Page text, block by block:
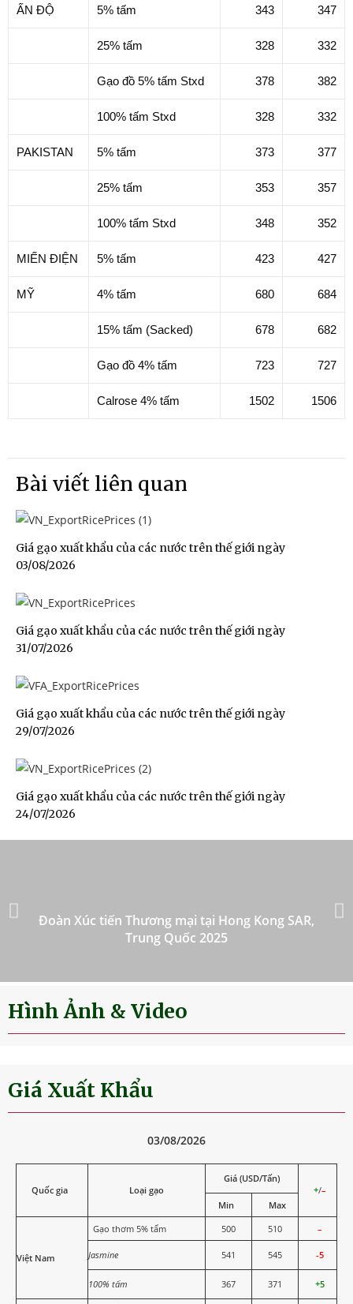
ẤN ĐỘ 5% tấm 343 347
25% tấm 328 332
Gạo đồ 5% tấm Stxd 378 382
100% tấm Stxd 328 332
PAKISTAN 5% tấm 373 377
25% tấm 353 357
100% tấm Stxd 348 352
MIẾN ĐIỆN 5% tấm 423 427
MỸ 4% tấm 680 684
15% tấm (Sacked) 678 682
Gạo đồ 4% tấm 723 727
Calrose 4% tấm 1502 1506
Bài viết liên quan
Giá gạo xuất khẩu của các nước trên thế giới ngày
03/08/2026
Giá gạo xuất khẩu của các nước trên thế giới ngày
31/07/2026
Giá gạo xuất khẩu của các nước trên thế giới ngày
29/07/2026
Giá gạo xuất khẩu của các nước trên thế giới ngày
24/07/2026
Đoàn Xúc tiến Thương mại tại Hong Kong SAR,
Trung Quốc 2025
Hình Ảnh & Video
Giá Xuất Khẩu
03/08/2026
Quốc gia Loại gạo
Giá (USD/Tấn)
+/–
Min
Max
Việt Nam
Gạo thơm 5% tấm 500 510 –
Jasmine 541 545 -5
100% tấm 367 371 +5